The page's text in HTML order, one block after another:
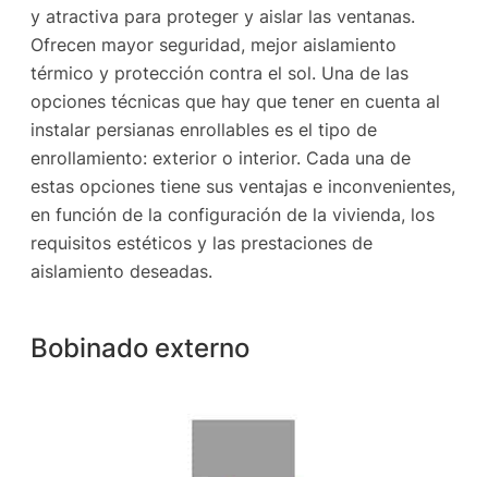
y atractiva para proteger y aislar las ventanas.
Ofrecen mayor seguridad, mejor aislamiento
térmico y protección contra el sol. Una de las
opciones técnicas que hay que tener en cuenta al
instalar persianas enrollables es el tipo de
enrollamiento: exterior o interior. Cada una de
estas opciones tiene sus ventajas e inconvenientes,
en función de la configuración de la vivienda, los
requisitos estéticos y las prestaciones de
aislamiento deseadas.
Bobinado externo